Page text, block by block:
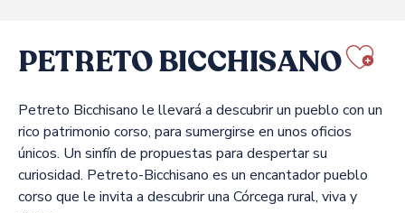
PETRETO BICCHISANO
Petreto Bicchisano le llevará a descubrir un pueblo con un
rico patrimonio corso, para sumergirse en unos oficios
únicos. Un sinfín de propuestas para despertar su
curiosidad. Petreto-Bicchisano es un encantador pueblo
corso que le invita a descubrir una Córcega rural, viva y